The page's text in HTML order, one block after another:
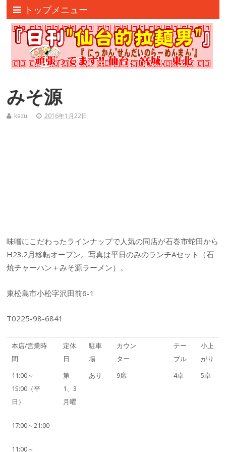
トップメニュー
みそ源
kazu 2016年1月22日
味噌にこだわったラインナップで人気の同店が石巻市蛇田から
H23.2月移転オープン。写真は平日のみのランチAセット（石
焼チャーハン＋みそ源ラーメン）。
東松島市小松字沢田前6-1
T0225-98-6841
本店/営業時
間
定休
日
駐車
場
カウン
ター
テー
ブル
小上
がり
11:00～
15:00（平
日）
17:00～21:00
11:00～
第
1、3
月曜
あり 9席 4卓 5卓